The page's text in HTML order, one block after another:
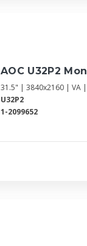
AOC U32P2
31.5" | 3840x2160 | VA
U32P2
1-2099652